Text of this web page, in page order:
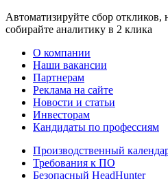
Автоматизируйте сбор откликов,
собирайте аналитику в 2 клика
О компании
Наши вакансии
Партнерам
Реклама на сайте
Новости и статьи
Инвесторам
Кандидаты по профессиям
Производственный
Требования к ПО
Безопасный HeadHunter